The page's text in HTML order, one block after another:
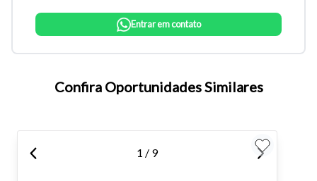
atalhos Ctrl+ (para aumentar) e Ctrl- (para diminuir) no seu
teclado.
Entrar em contato
Confira Oportunidades Similares
1 / 9